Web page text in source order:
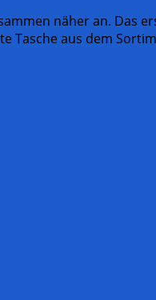
näher an. Das
Tasche aus dem